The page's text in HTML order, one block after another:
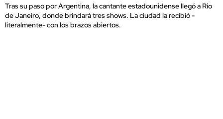
Tras su paso por Argentina, la cantante estadounidense llegó a Río
de Janeiro, donde brindará tres shows. La ciudad la recibió -
literalmente- con los brazos abiertos.